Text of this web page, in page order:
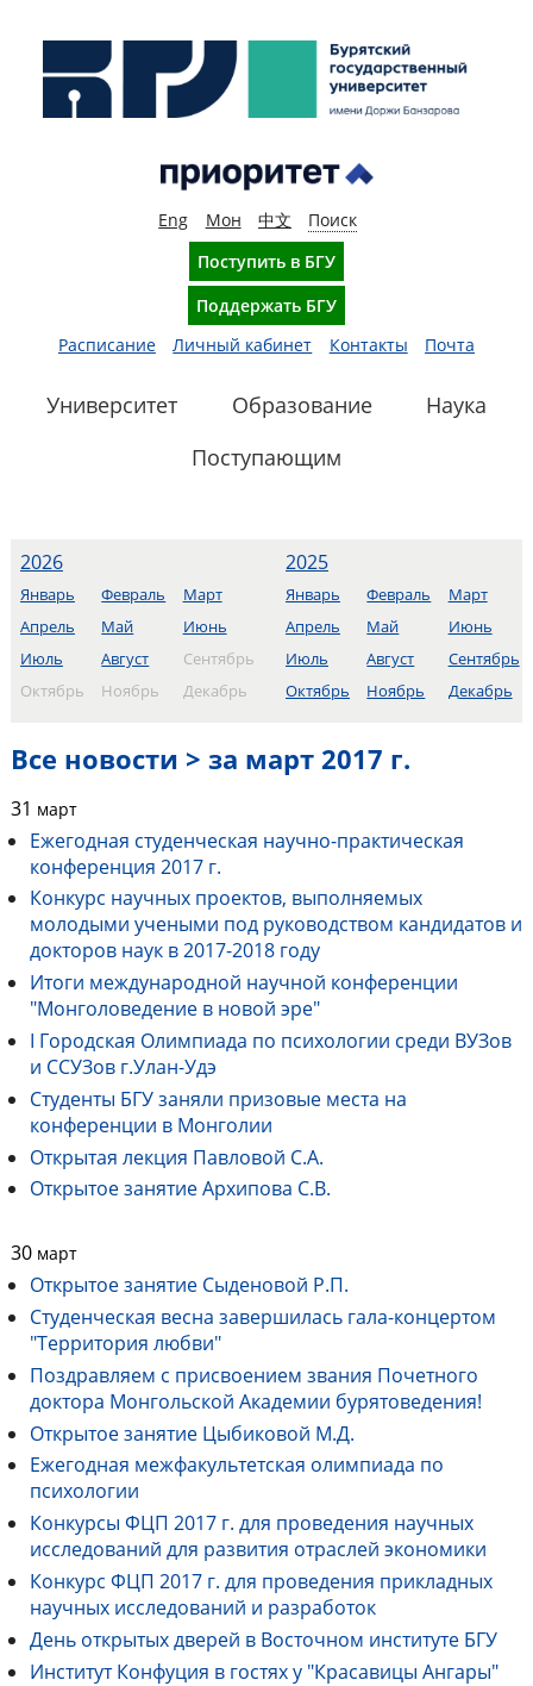
Eng Мон 中文
Поиск
Поступить в БГУ
Поддержать БГУ
Расписание
Личный кабинет Контакты Почта
Университет Образование
Наука
Поступающим
2026
Январь Февраль
Март
Апрель
Май
Июнь
Июль
Август
Сентябрь
Октябрь
Ноябрь Декабрь
2025
Январь Февраль
Март
Апрель
Май
Июнь
Июль
Август
Сентябрь
Октябрь
Ноябрь Декабрь
Все новости > за март 2017 г.
31 март
Ежегодная студенческая научно-практическая
конференция 2017 г.
Конкурс научных проектов, выполняемых
молодыми учеными под руководством кандидатов и
докторов наук в 2017-2018 году
Итоги международной научной конференции
"Монголоведение в новой эре"
I Городская Олимпиада по психологии среди ВУЗов
и ССУЗов г.Улан-Удэ
Студенты БГУ заняли призовые места на
конференции в Монголии
Открытая лекция Павловой С.А.
Открытое занятие Архипова С.В.
30 март
Открытое занятие Сыденовой Р.П.
Студенческая весна завершилась гала-концертом
"Территория любви"
Поздравляем с присвоением звания Почетного
доктора Монгольской Академии бурятоведения!
Открытое занятие Цыбиковой М.Д.
Ежегодная межфакультетская олимпиада по
психологии
Конкурсы ФЦП 2017 г. для проведения научных
исследований для развития отраслей экономики
Конкурс ФЦП 2017 г. для проведения прикладных
научных исследований и разработок
День открытых дверей в Восточном институте БГУ
Институт Конфуция в гостях у "Красавицы Ангары"